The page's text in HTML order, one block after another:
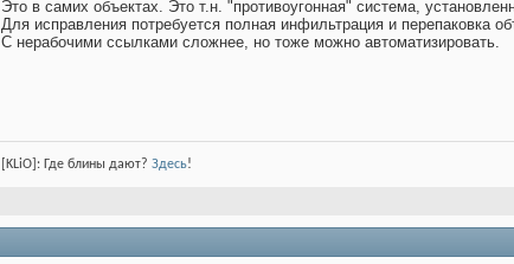
Это в самих объектах. Это т.н. "противоугонная" система,
Для исправления потребуется полная инфильтрация и перепаковка
C нерабочими ссылками сложнее, но тоже можно автоматизировать.
[KLiO]: Где блины дают? Здесь!